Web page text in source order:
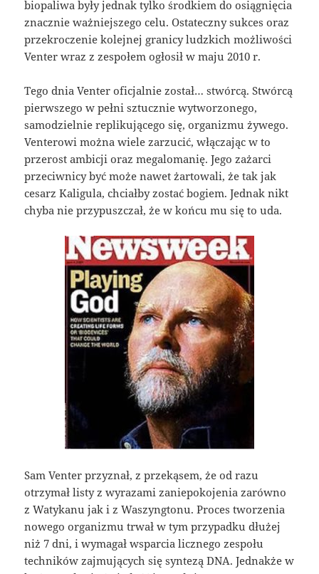
biopaliwa były jednak tylko środkiem do osiągnięcia
znacznie ważniejszego celu. Ostateczny sukces oraz
przekroczenie kolejnej granicy ludzkich możliwości
Venter wraz z zespołem ogłosił w maju 2010 r.
Tego dnia Venter oficjalnie został… stwórcą. Stwórcą
pierwszego w pełni sztucznie wytworzonego,
samodzielnie replikującego się, organizmu żywego.
Venterowi można wiele zarzucić, włączając w to
przerost ambicji oraz megalomanię. Jego zażarci
przeciwnicy być może nawet żartowali, że tak jak
cesarz Kaligula, chciałby zostać bogiem. Jednak nikt
chyba nie przypuszczał, że w końcu mu się to uda.
Sam Venter przyznał, z przekąsem, że od razu
otrzymał listy z wyrazami zaniepokojenia zarówno
z Watykanu jak i z Waszyngtonu. Proces tworzenia
nowego organizmu trwał w tym przypadku dłużej
niż 7 dni, i wymagał wsparcia licznego zespołu
techników zajmujących się syntezą DNA. Jednakże w